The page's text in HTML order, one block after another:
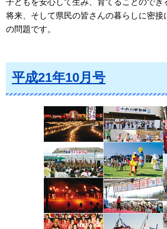
将来、そして県民の皆さんの暮らしに密接
の問題です。
平成21年10月号